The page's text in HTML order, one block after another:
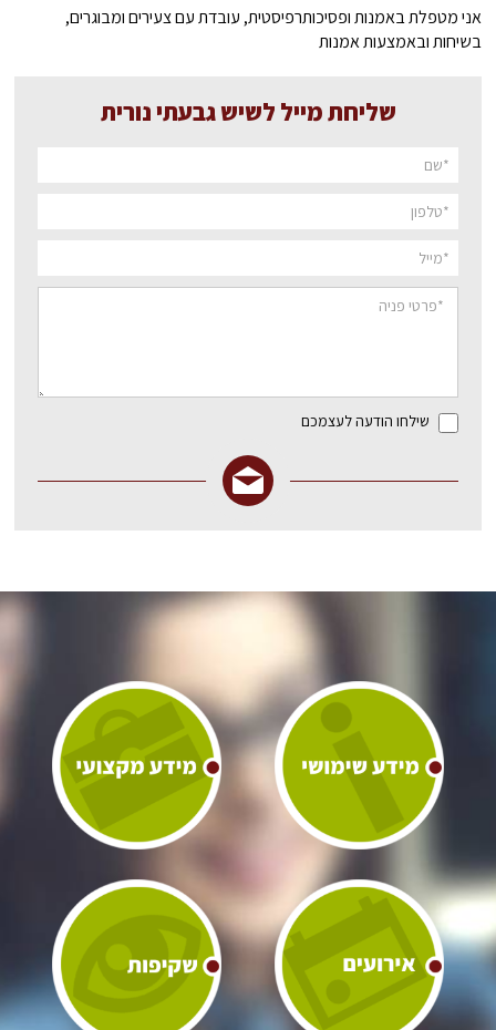
אני מטפלת באמנות ופסיכותרפיסטית, עובדת עם צעירים ומבוגרים,
בשיחות ובאמצעות אמנות
שליחת מייל לשיש גבעתי נורית
שילחו הודעה לעצמכם